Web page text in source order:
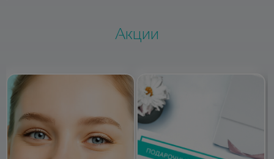
Акции